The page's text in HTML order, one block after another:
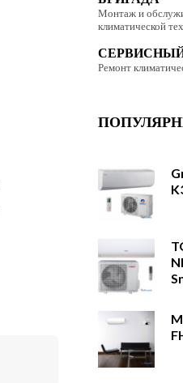
Монтаж и
климатической
Ремонт